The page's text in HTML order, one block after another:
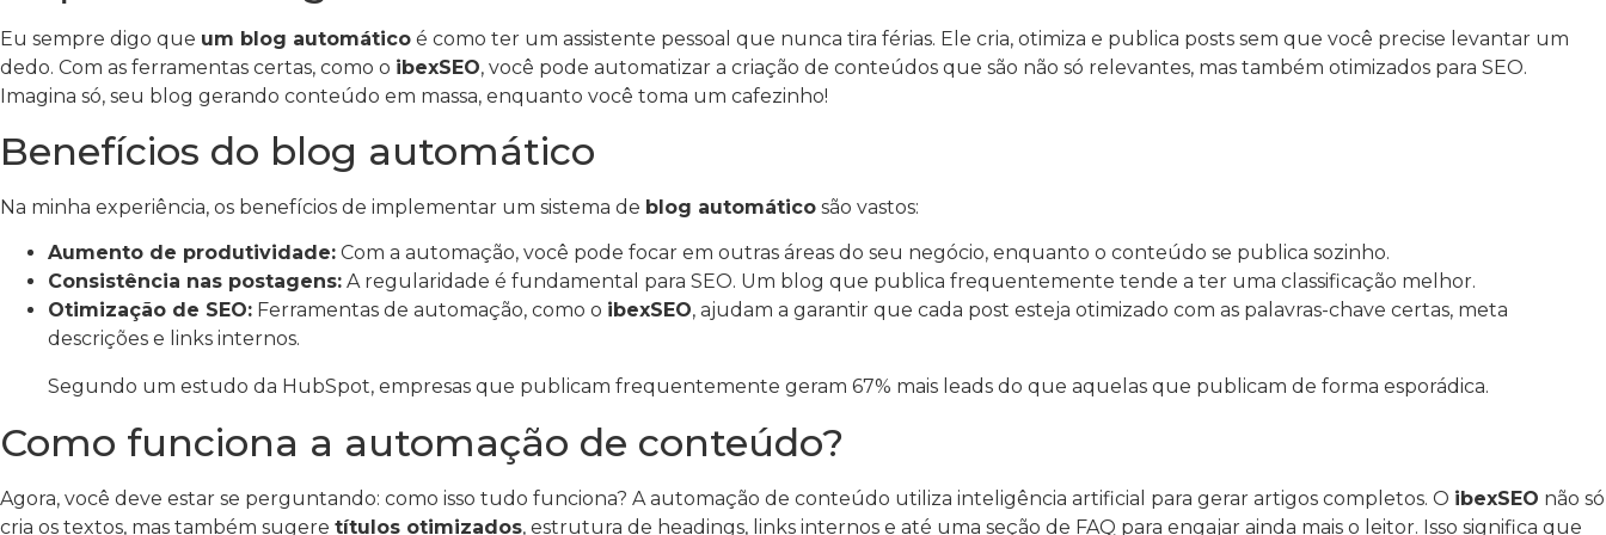
Eu sempre digo que um blog automático é como ter um assistente pessoal que nunca tira férias. Ele cria, otimiza e publica posts sem que você precise levantar um
dedo. Com as ferramentas certas, como o ibexSEO, você pode automatizar a criação de conteúdos que são não só relevantes, mas também otimizados para SEO.
Imagina só, seu blog gerando conteúdo em massa, enquanto você toma um cafezinho!
Benefícios do blog automático
Na minha experiência, os benefícios de implementar um sistema de blog automático são vastos:
Aumento de produtividade: Com a automação, você pode focar em outras áreas do seu negócio, enquanto o conteúdo se publica sozinho.
Consistência nas postagens: A regularidade é fundamental para SEO. Um blog que publica frequentemente tende a ter uma classificação melhor.
Otimização de SEO: Ferramentas de automação, como o ibexSEO, ajudam a garantir que cada post esteja otimizado com as palavras-chave certas, meta
descrições e links internos.
Segundo um estudo da HubSpot, empresas que publicam frequentemente geram 67% mais leads do que aquelas que publicam de forma esporádica.
Como funciona a automação de conteúdo?
Agora, você deve estar se perguntando: como isso tudo funciona? A automação de conteúdo utiliza inteligência artificial para gerar artigos completos. O ibexSEO não só
cria os textos, mas também sugere títulos otimizados, estrutura de headings, links internos e até uma seção de FAQ para engajar ainda mais o leitor. Isso significa que